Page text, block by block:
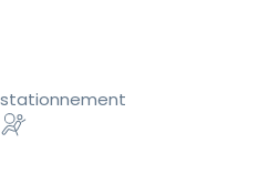
stationnement